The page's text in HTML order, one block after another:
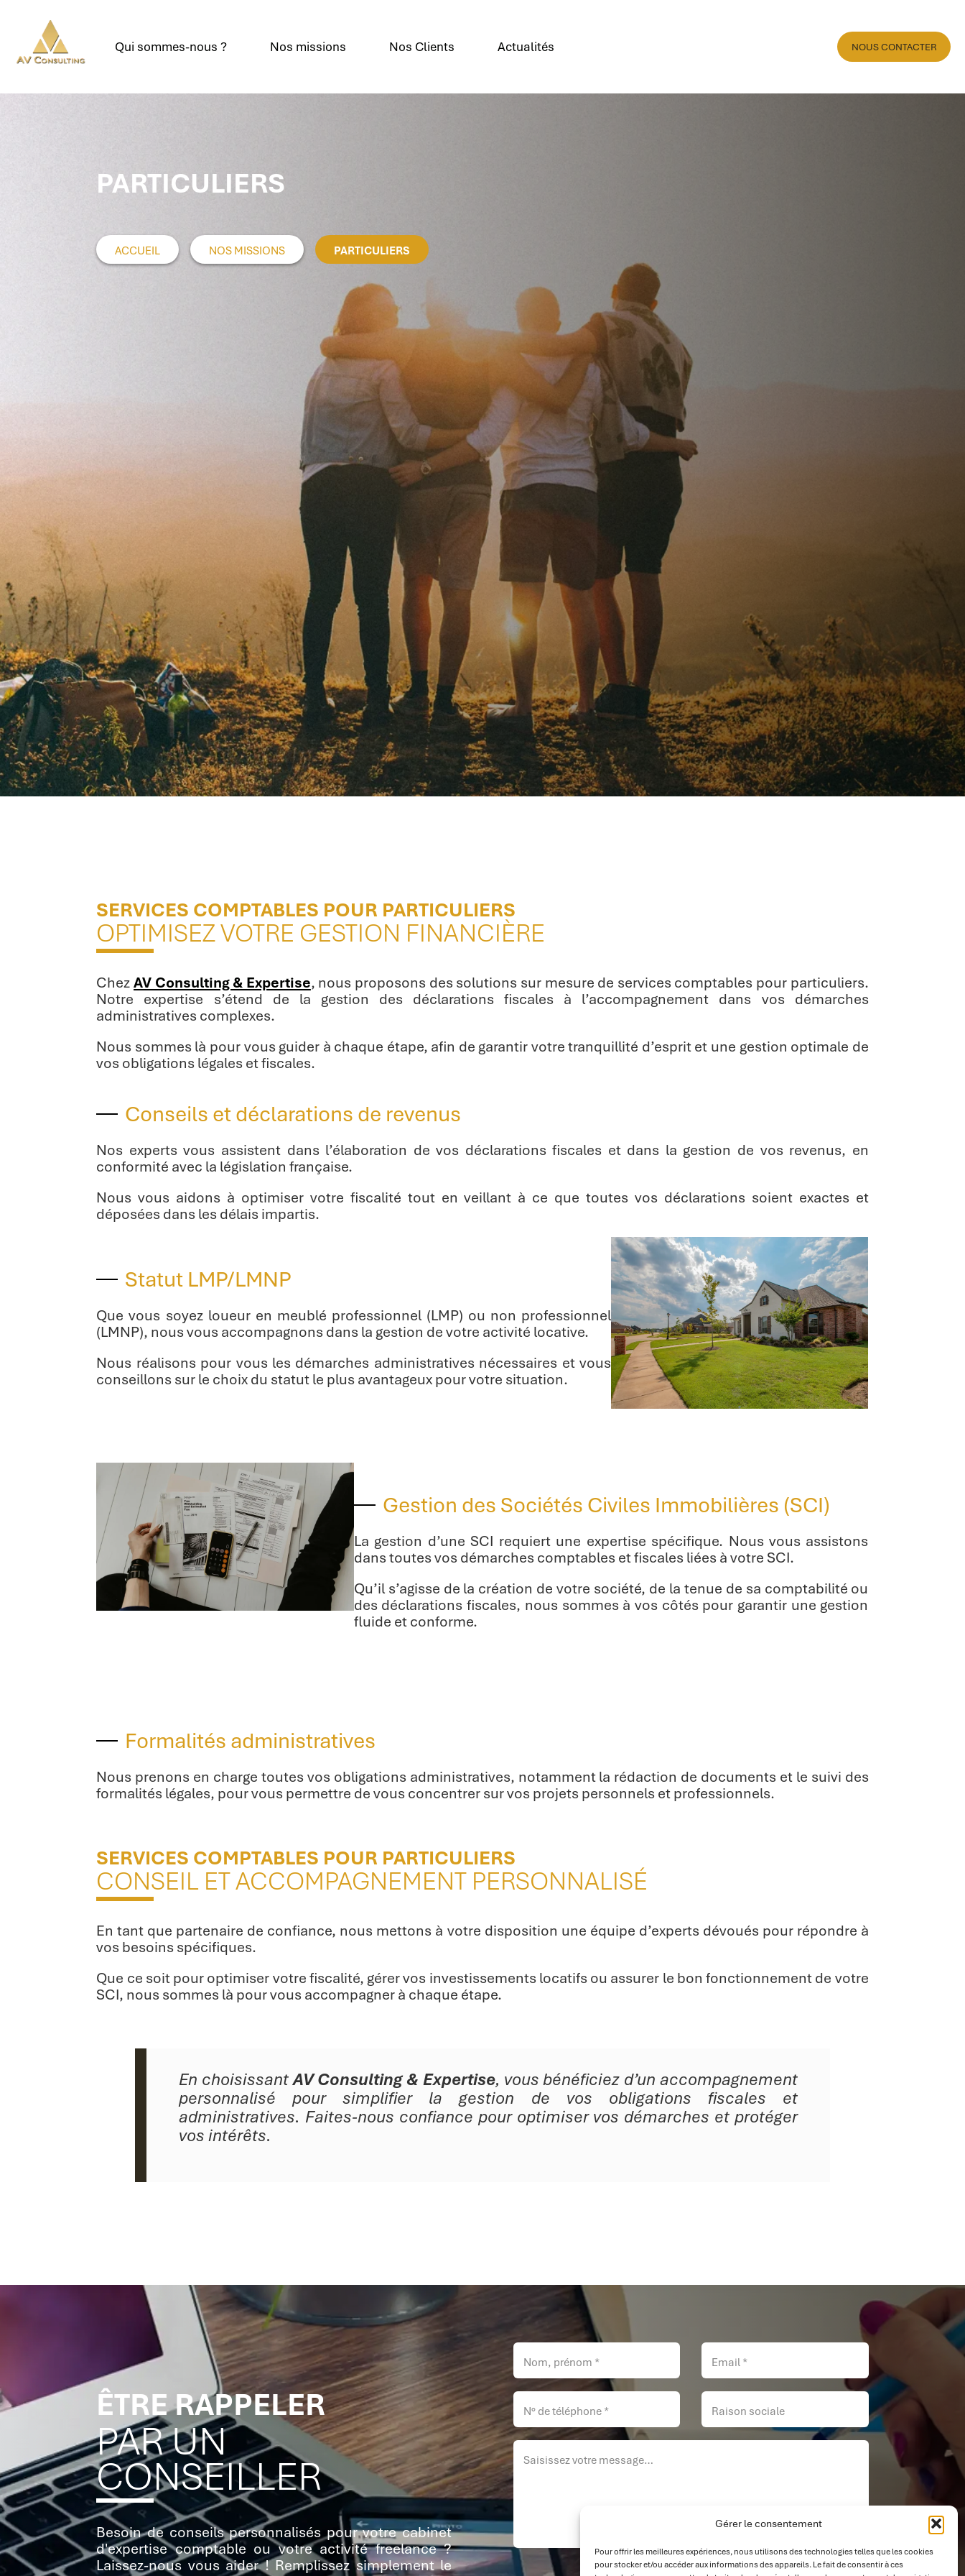
Gérer le consentement
Pour offrir les meilleures expériences, nous utilisons des technologies telles que les cookies
pour stocker et/ou accéder aux informations des appareils. Le fait de consentir à ces
Qui sommes-nous ? Nos missions Nos Clients Actualités NOUS CONTACTER
PARTICULIERS
ACCUEIL NOS MISSIONS PARTICULIERS
SERVICES COMPTABLES POUR PARTICULIERS
OPTIMISEZ VOTRE GESTION FINANCIÈRE
ChezAV Consulting & Expertise, nous proposons des solutions sur mesure de services comptables pour particuliers.
Notre expertise s’étend de la gestion des déclarations fiscales à l’accompagnement dans vos démarches
administratives complexes.
Nous sommes là pour vous guider à chaque étape, afin de garantir votre tranquillité d’esprit et une gestion optimale de
vos obligations légales et fiscales.
Conseils et déclarations de revenus
Nos experts vous assistent dans l’élaboration de vos déclarations fiscales et dans la gestion de vos revenus, en
conformité avec la législation française.
Nous vous aidons à optimiser votre fiscalité tout en veillant à ce que toutes vos déclarations soient exactes et
déposées dans les délais impartis.
Statut LMP/LMNP
Que vous soyez loueur en meublé professionnel (LMP) ou non professionnel
(LMNP), nous vous accompagnons dans la gestion de votre activité locative.
Nous réalisons pour vous les démarches administratives nécessaires et vous
conseillons sur le choix du statut le plus avantageux pour votre situation.
Gestion des Sociétés Civiles Immobilières (SCI)
La gestion d’une SCI requiert une expertise spécifique. Nous vous assistons
dans toutes vos démarches comptables et fiscales liées à votre SCI.
Qu’il s’agisse de la création de votre société, de la tenue de sa comptabilité ou
des déclarations fiscales, nous sommes à vos côtés pour garantir une gestion
fluide et conforme.
Formalités administratives
Nous prenons en charge toutes vos obligations administratives, notamment la rédaction de documents et le suivi des
formalités légales, pour vous permettre de vous concentrer sur vos projets personnels et professionnels.
SERVICES COMPTABLES POUR PARTICULIERS
CONSEIL ET ACCOMPAGNEMENT PERSONNALISÉ
En tant que partenaire de confiance, nous mettons à votre disposition une équipe d’experts dévoués pour répondre à
vos besoins spécifiques.
Que ce soit pour optimiser votre fiscalité, gérer vos investissements locatifs ou assurer le bon fonctionnement de votre
SCI, nous sommes là pour vous accompagner à chaque étape.
En choisissantAV Consulting & Expertise, vous bénéficiez d’un accompagnement
personnalisé pour simplifier la gestion de vos obligations fiscales et
administratives. Faites-nous confiance pour optimiser vos démarches et protéger
vos intérêts.
ÊTRE RAPPELER
PAR UN
CONSEILLER
Besoin de conseils personnalisés pour votre cabinet
d'expertise comptable ou votre activité freelance ?
Laissez-nous vous aider ! Remplissez simplement le